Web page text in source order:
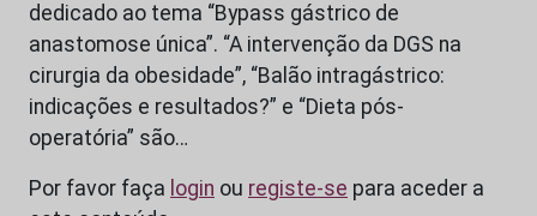
dedicado ao tema “Bypass gástrico de
anastomose única”. “A intervenção da DGS na
cirurgia da obesidade”, “Balão intragástrico:
indicações e resultados?” e “Dieta pós-
operatória” são…
Por favor faça login ou registe-se para aceder a